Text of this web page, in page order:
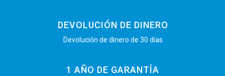
DEVOLUCIÓN DE DINERO
Devolución de dinero de 30 días
1 AÑO DE GARANTÍA